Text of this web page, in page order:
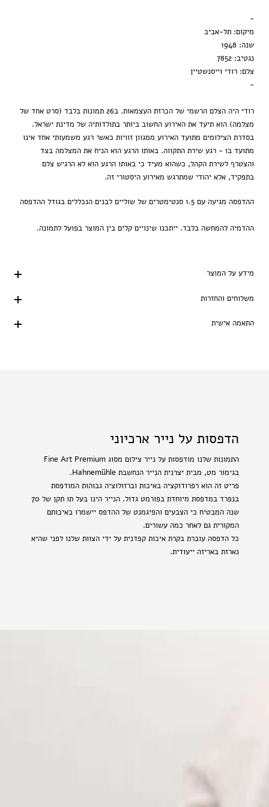
הדפסה בלבד
-
מיקום: תל-אביב
שנה: 1948
נגטיב: 7852
צלם: רודי וייסנשטיין
-
רודי היה הצלם הרשמי של הכרזת העצמאות. ב26 תמונות בלבד (סרט אחד של
מצלמה) הוא תיעד את האירוע החשוב ביותר בתולדותיה של מדינת ישראל.
בסדרת הצילומים מתועד האירוע ממגוון זוויות כאשר רגע משמעותי אחד אינו
מתועד בו - רגע שירת התקווה. באותו הרגע הוא הניח את המצלמה בצד
והצטרף לשירת הקהל, כשהוא מעיד כי באותו הרגע הוא לא הרגיש צלם
בתפקיד, אלא יהודי שמתרגש מאירוע היסטורי זה.
ההדפסה מגיעה עם 1.5 סנטימטרים של שוליים לבנים הנכללים בגודל ההדפסה
ההדמיה להמחשה בלבד. ייתכנו שינויים קלים בין המוצר בפועל לתמונה.
מידע על המוצר
משלוחים והחזרות
התאמה אישית
הדפסות על נייר ארכיוני
התמונות שלנו מודפסות על נייר צילום מסוג Fine Art Premium
בגימור מט, מבית יצרנית הנייר הנחשבת Hahnemühle.
פריט זה הוא רפרודוקציה באיכות וברזולוציה גבוהות המודפסת
בנפרד במדפסת מיוחדת בפורמט גדול. הנייר הינו בעל תו תקן של 70
שנה המבטיח כי הצבעים והפיגמנט של ההדפס יישמרו באיכותם
המקורית גם לאחר כמה עשורים.
כל הדפסה עוברת בקרת איכות קפדנית על ידי הצוות שלנו לפני שהיא
נארזת באריזה ייעודית.